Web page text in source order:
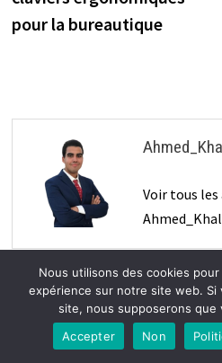
l’article
pour la bureautique
Voir tous
VOUS POURRIEZ AUSSI
Nous utilisons des cookies
expérience sur notre site web. Si
site, nous supposerons que
Accepter
Non